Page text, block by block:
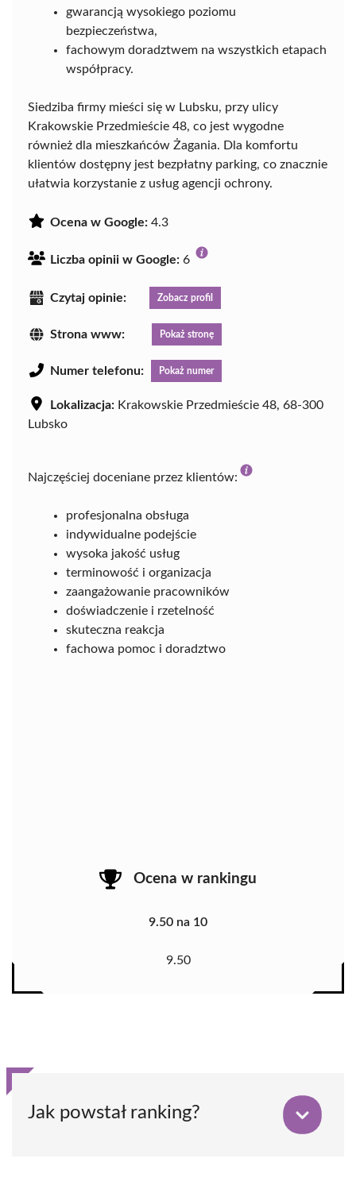
gwarancją wysokiego poziomu
bezpieczeństwa,
fachowym doradztwem na wszystkich etapach
współpracy.
Siedziba firmy mieści się w Lubsku, przy ulicy
Krakowskie Przedmieście 48, co jest wygodne
również dla mieszkańców Żagania. Dla komfortu
klientów dostępny jest bezpłatny parking, co znacznie
ułatwia korzystanie z usług agencji ochrony.
Ocena w Google: 4.3
Liczba opinii w Google: 6
Czytaj opinie: Zobacz profil
Strona www: Pokaż stronę
Numer telefonu: Pokaż numer
Lokalizacja: Krakowskie Przedmieście 48, 68-300
Lubsko
Najczęściej doceniane przez klientów:
profesjonalna obsługa
indywidualne podejście
wysoka jakość usług
terminowość i organizacja
zaangażowanie pracowników
doświadczenie i rzetelność
skuteczna reakcja
fachowa pomoc i doradztwo
Ocena w rankingu
9.50 na 10
9.50
Jak powstał ranking?